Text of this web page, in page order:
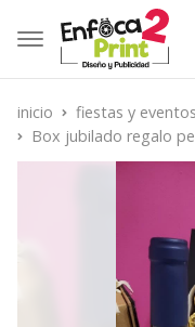
inicio fiestas y eventos
Box jubilado regalo